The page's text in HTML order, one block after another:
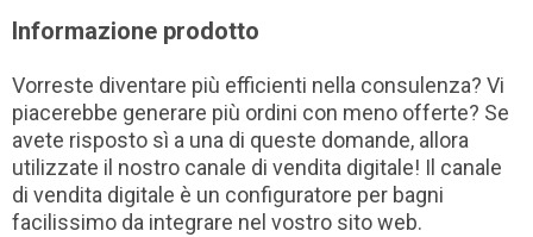
Informazione prodotto
Vorreste diventare più efficienti nella consulenza? Vi
piacerebbe generare più ordini con meno offerte? Se
avete risposto sì a una di queste domande, allora
utilizzate il nostro canale di vendita digitale! Il canale
di vendita digitale è un configuratore per bagni
facilissimo da integrare nel vostro sito web.